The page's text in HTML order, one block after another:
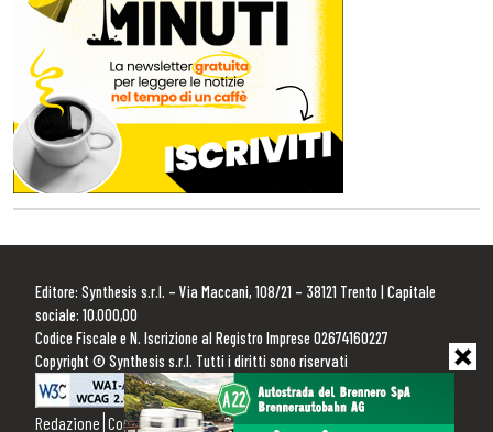
Editore: Synthesis s.r.l. – Via Maccani, 108/21 – 38121 Trento | Capitale
sociale: 10.000,00
Codice Fiscale e N. Iscrizione al Registro Imprese 02674160227
Copyright © Synthesis s.r.l. Tutti i diritti sono riservati
Redazione Contattaci Pubblicità Privacy Policy Cookie Policy